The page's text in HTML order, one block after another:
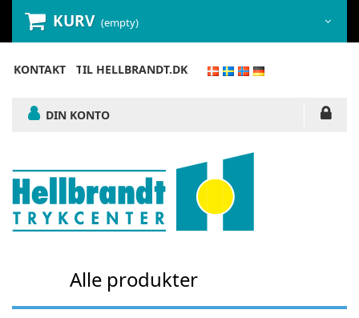
KURV (empty)
KONTAKT TIL HELLBRANDT.DK
DIN KONTO
Alle produkter